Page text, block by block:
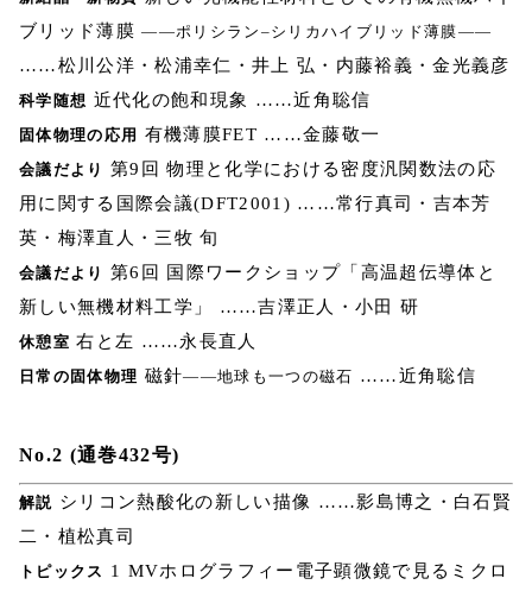
ブリッド薄膜――ポリシラン–シリカハイブリッド薄膜――
……松川公洋・松浦幸仁・井上 弘・内藤裕義・金光義彦
科学随想 近代化の飽和現象 ……近角聡信
固体物理の応用 有機薄膜FET ……金藤敬一
会議だより 第9回 物理と化学における密度汎関数法の応
用に関する国際会議(DFT2001) ……常行真司・吉本芳
英・梅澤直人・三牧 旬
会議だより 第6回 国際ワークショップ「高温超伝導体と
新しい無機材料工学」 ……吉澤正人・小田 研
休憩室 右と左 ……永長直人
日常の固体物理 磁針――地球も一つの磁石 ……近角聡信
No.2 (通巻432号)
解説 シリコン熱酸化の新しい描像 ……影島博之・白石賢
二・植松真司
トピックス 1 MVホログラフィー電子顕微鏡で見るミクロ